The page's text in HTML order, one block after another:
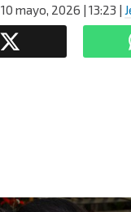
10 mayo, 2026 | 13:23 |